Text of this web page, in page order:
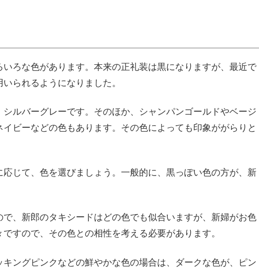
ろな色があります。本来の正礼装は黒になりますが、最近で
られるようになりました。
ルバーグレーです。そのほか、シャンパンゴールドやベージ
ビーなどの色もあります。その色によっても印象ががらりと
じて、色を選びましょう。一般的に、黒っぽい色の方が、新
、新郎のタキシードはどの色でも似合いますが、新婦がお色
すので、その色との相性を考える必要があります。
ングピンクなどの鮮やかな色の場合は、ダークな色が、ピン